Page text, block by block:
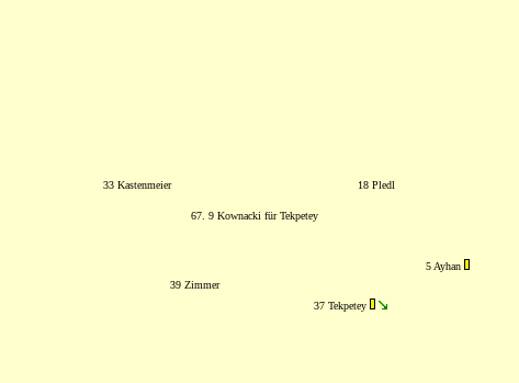
33 Kastenmeier
18 Pledl
67. 9 Kownacki für Tekpetey
5 Ayhan
39 Zimmer
37 Tekpetey